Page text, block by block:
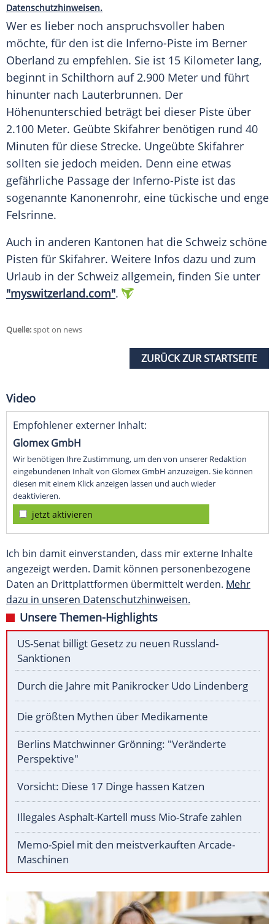
Datenschutzhinweisen.
Wer es lieber noch anspruchsvoller haben
möchte, für den ist die Inferno-Piste im Berner
Oberland zu empfehlen. Sie ist 15 Kilometer lang,
beginnt in Schilthorn auf 2.900 Meter und führt
hinunter nach Lauterbrunnen. Der
Höhenunterschied beträgt bei dieser Piste über
2.100 Meter. Geübte Skifahrer benötigen rund 40
Minuten für diese Strecke. Ungeübte Skifahrer
sollten sie jedoch meiden. Denn eine etwas
gefährliche Passage der Inferno-Piste ist das
sogenannte Kanonenrohr, eine tückische und enge
Felsrinne.
Auch in anderen Kantonen hat die Schweiz schöne
Pisten für Skifahrer. Weitere Infos dazu und zum
Urlaub in der Schweiz allgemein, finden Sie unter
"myswitzerland.com".
Quelle:spot on news
ZURÜCK ZUR STARTSEITE
Video
Empfohlener externer Inhalt:
Glomex GmbH
Wir benötigen Ihre Zustimmung, um den von unserer Redaktion
eingebundenen Inhalt von Glomex GmbH anzuzeigen. Sie können
diesen mit einem Klick anzeigen lassen und auch wieder
deaktivieren.
jetzt aktivieren
Ich bin damit einverstanden, dass mir externe Inhalte
angezeigt werden. Damit können personenbezogene
Daten an Drittplattformen übermittelt werden. Mehr
dazu in unseren Datenschutzhinweisen.
Unsere Themen-Highlights
US-Senat billigt Gesetz zu neuen Russland-
Sanktionen
Durch die Jahre mit Panikrocker Udo Lindenberg
Die größten Mythen über Medikamente
Berlins Matchwinner Grönning: "Veränderte
Perspektive"
Vorsicht: Diese 17 Dinge hassen Katzen
Illegales Asphalt-Kartell muss Mio-Strafe zahlen
Memo-Spiel mit den meistverkauften Arcade-
Maschinen